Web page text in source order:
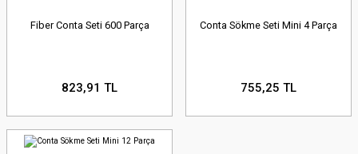
Fiber Conta Seti 600 Parça
823,91 TL
Conta Sökme Seti Mini 4 Parça
755,25 TL